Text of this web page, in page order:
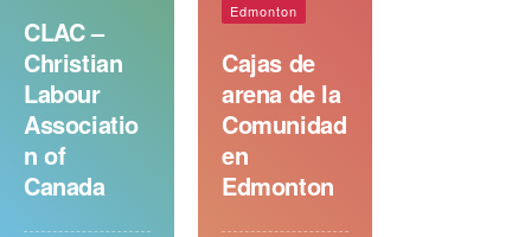
CLAC –
Christian
Labour
Associatio
n of
Canada
Edmonton
Cajas de
arena de la
Comunidad
en
Edmonton